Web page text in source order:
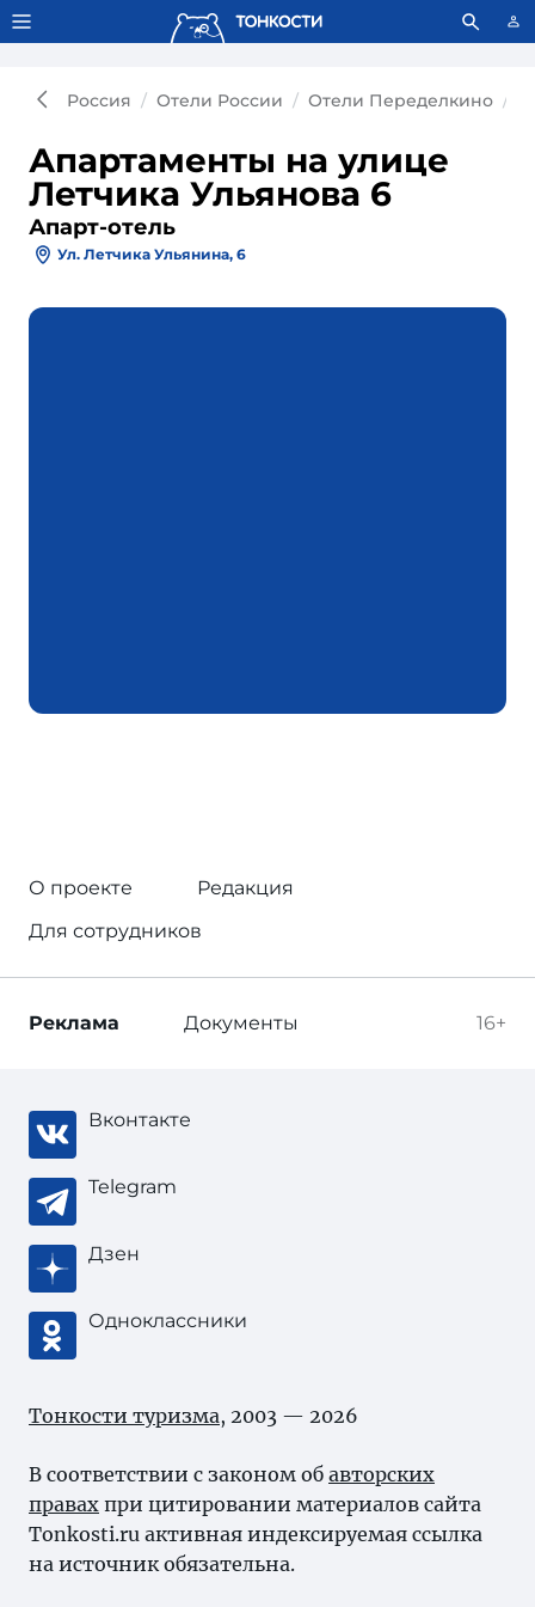
Тонкости используют сookie-файлы. Что это значит?
Россия Отели России Отели Переделкино
Апартаменты на улице
Летчика Ульянова 6
Апарт-отель
Ул. Летчика Ульянина, 6
О проекте
Редакция
Для сотрудников
16+
Реклама Документы
Вконтакте
Telegram
Дзен
Одноклассники
Тонкости туризма, 2003 — 2026
В соответствии с законом об авторских
правах при цитировании материалов сайта
Tonkosti.ru активная индексируемая ссылка
на источник обязательна.